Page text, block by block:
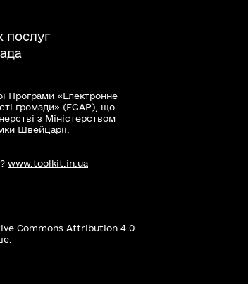
послуг
Програми «Електронне
громади» (EGAP), що
з Міністерством
Швейцарії.
www.toolkit.in.ua
Commons Attribution 4.0